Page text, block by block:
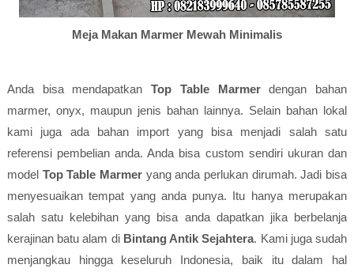
Meja Makan Marmer Mewah Minimalis
Anda bisa mendapatkanTop Table Marmerdengan bahan
marmer, onyx, maupun jenis bahan lainnya. Selain bahan lokal
kami juga ada bahan import yang bisa menjadi salah satu
referensi pembelian anda. Anda bisa custom sendiri ukuran dan
model Top Table Marmer yang anda perlukan dirumah. Jadi bisa
menyesuaikan tempat yang anda punya. Itu hanya merupakan
salah satu kelebihan yang bisa anda dapatkan jika berbelanja
kerajinan batu alam di Bintang Antik Sejahtera. Kami juga sudah
menjangkau hingga keseluruh Indonesia, baik itu dalam hal